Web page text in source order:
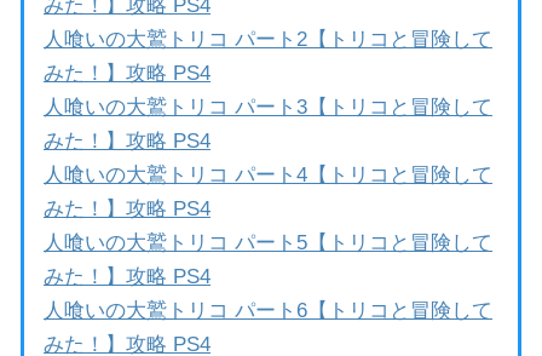
みた！】攻略 PS4
人喰いの大鷲トリコ パート2【トリコと冒険して
みた！】攻略 PS4
人喰いの大鷲トリコ パート3【トリコと冒険して
みた！】攻略 PS4
人喰いの大鷲トリコ パート4【トリコと冒険して
みた！】攻略 PS4
人喰いの大鷲トリコ パート5【トリコと冒険して
みた！】攻略 PS4
人喰いの大鷲トリコ パート6【トリコと冒険して
みた！】攻略 PS4